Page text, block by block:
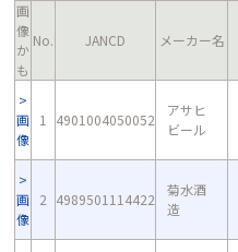
画
像
か
も
No. JANCD メーカー名
画
像
1 4901004050052
アサヒ
ビール
画
像
2 4989501114422
菊水酒
造